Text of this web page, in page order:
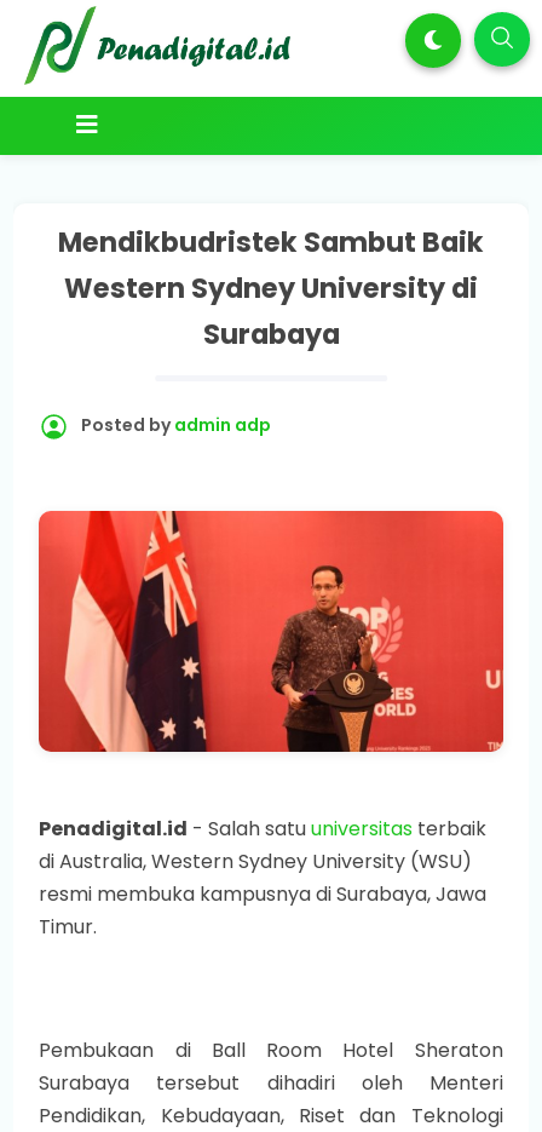
Mendikbudristek Sambut Baik
Western Sydney University di
Surabaya
Posted byadmin adp
Penadigital.id - Salah satuuniversitas terbaik
di Australia, Western Sydney University (WSU)
resmi membuka kampusnya di Surabaya, Jawa
Timur.
Pembukaan di Ball Room Hotel Sheraton
Surabaya tersebut dihadiri oleh Menteri
Pendidikan, Kebudayaan, Riset dan Teknologi